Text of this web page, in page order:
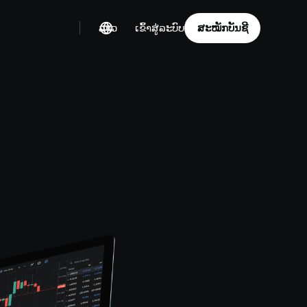
ລາວ ເຂົ້າສູ່ລະບົບ ສະໝັກບັນຊີ